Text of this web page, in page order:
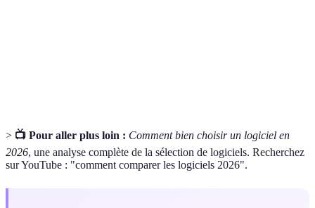
> 📺 Pour aller plus loin : Comment bien choisir un logiciel en
2026, une analyse complète de la sélection de logiciels. Recherchez
sur YouTube : "comment comparer les logiciels 2026".